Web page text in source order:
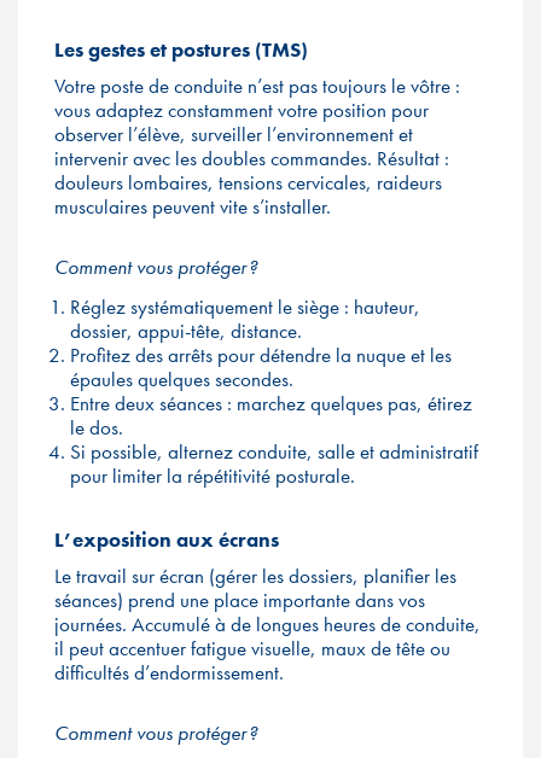
Les gestes et postures (TMS)
Votre poste de conduite n’est pas toujours le vôtre :
vous adaptez constamment votre position pour
observer l’élève, surveiller l’environnement et
intervenir avec les doubles commandes. Résultat :
douleurs lombaires, tensions cervicales, raideurs
musculaires peuvent vite s’installer.
Comment vous protéger ?
Réglez systématiquement le siège : hauteur,
dossier, appui-tête, distance.
Profitez des arrêts pour détendre la nuque et les
épaules quelques secondes.
Entre deux séances : marchez quelques pas, étirez
le dos.
Si possible, alternez conduite, salle et administratif
pour limiter la répétitivité posturale.
L’exposition aux écrans
Le travail sur écran (gérer les dossiers, planifier les
séances) prend une place importante dans vos
journées. Accumulé à de longues heures de conduite,
il peut accentuer fatigue visuelle, maux de tête ou
difficultés d’endormissement.
Comment vous protéger ?